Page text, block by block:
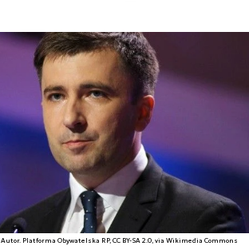
Autor. Platforma Obywatelska RP, CC BY-SA 2.0, via Wikimedia Commons